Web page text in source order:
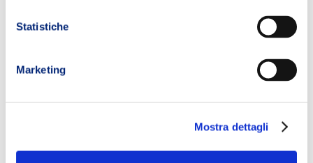
Statistiche
Marketing
Mostra dettagli